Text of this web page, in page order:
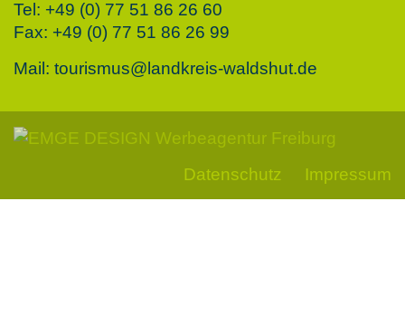
Tel: +49 (0) 77 51 86 26 60
Fax: +49 (0) 77 51 86 26 99
Mail: tourismus@landkreis-waldshut.de
Datenschutz Impressum